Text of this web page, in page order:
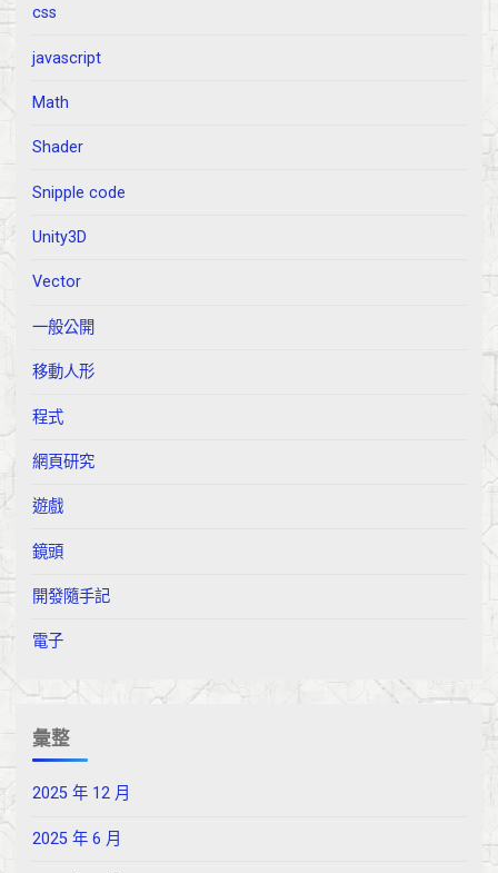
css
javascript
Math
Shader
Snipple code
Unity3D
Vector
一般公開
移動人形
程式
網頁研究
遊戲
鏡頭
開發隨手記
電子
彙整
2025 年 12 月
2025 年 6 月